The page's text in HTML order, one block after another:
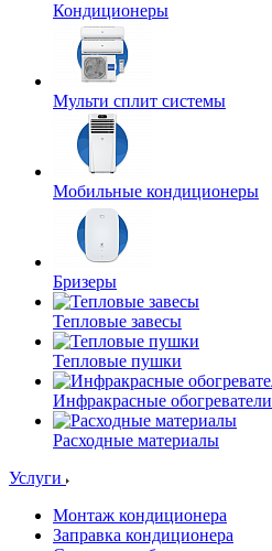
Кондиционеры
Мульти сплит системы
Мобильные кондиционеры
Бризеры
Тепловые завесы
Тепловые пушки
Инфракрасные обогреватели
Расходные материалы
Услуги
Монтаж кондиционера
Заправка кондиционера